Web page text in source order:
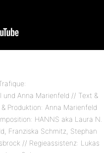
und Anna Marienfeld // Text &
Produktion: Anna Marienfeld
HANNS aka Laura N.
Franziska Schmitz, Stephan
// Regieassistenz: Lukas